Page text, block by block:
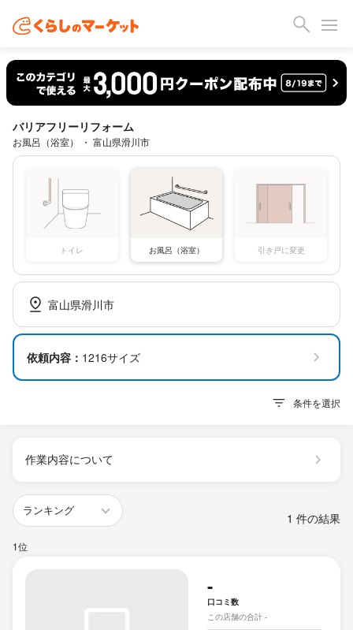
バリアフリーリフォーム
お風呂（浴室） ・ 富山県滑川市
トイレ お風呂（浴室） 引き戸に変更
富山県滑川市
依頼内容： 1216サイズ
条件を選択
作業内容について
1 件の結果
1位
-
口コミ数
この店舗の合計 -